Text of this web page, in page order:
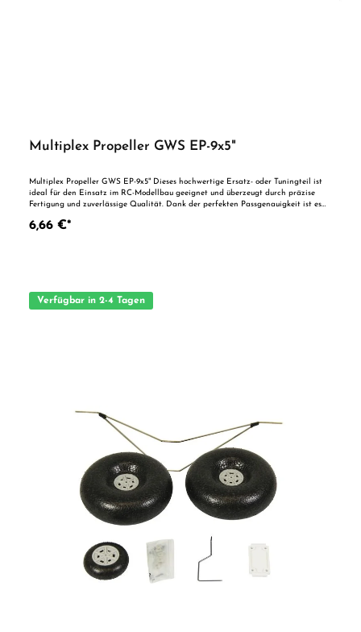
Multiplex Propeller GWS EP-9x5"
Multiplex Propeller GWS EP-9x5" Dieses hochwertige Ersatz- oder Tuningteil ist
ideal für den Einsatz im RC-Modellbau geeignet und überzeugt durch präzise
Fertigung und zuverlässige Qualität. Dank der perfekten Passgenauigkeit ist es
einen Blick: Passgenaue Verarbeitung Geeignet für anspruchsvolle Modellbauer
6,66 €*
Verfügbar in 2-4 Tagen